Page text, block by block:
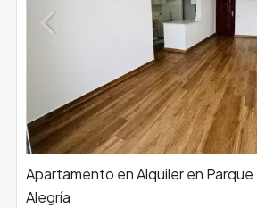
Apartamento en Alquiler en
Alegría